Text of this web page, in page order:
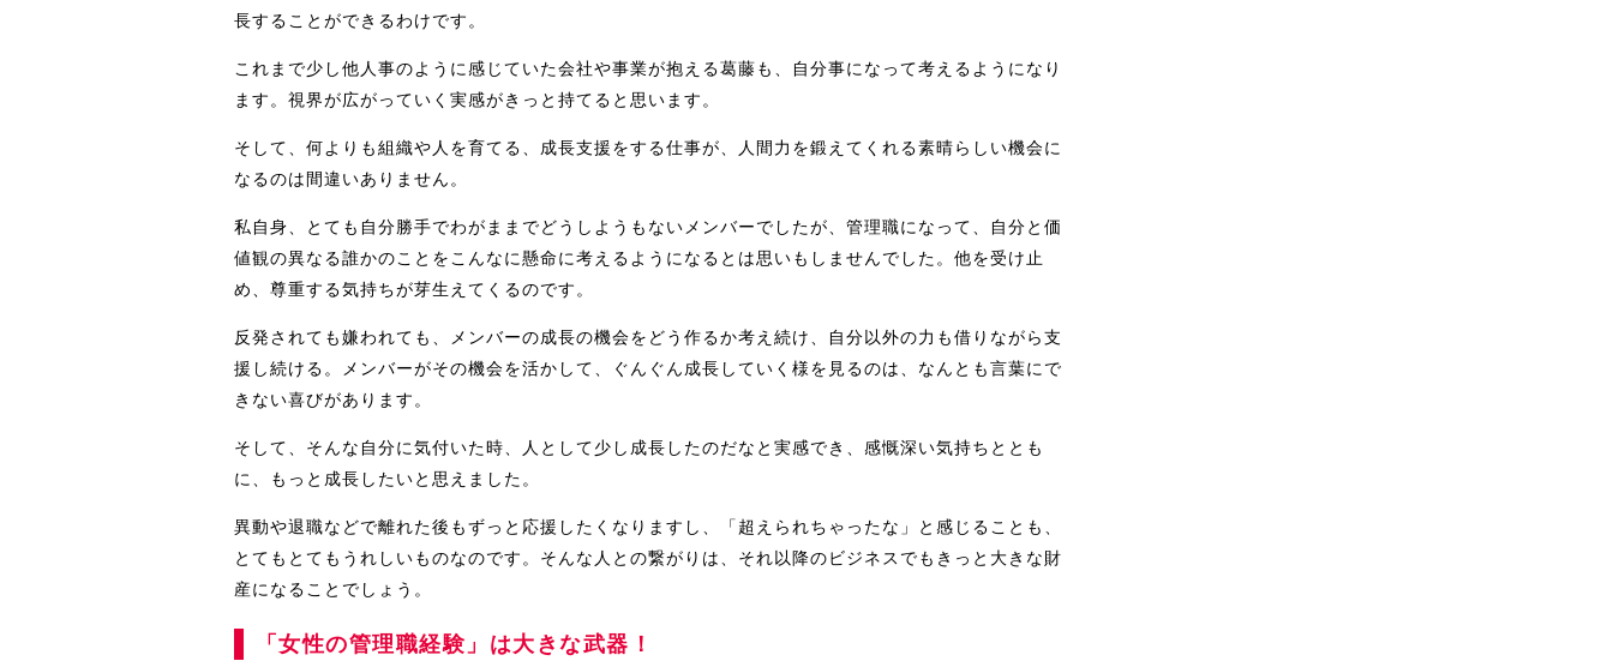
長することができるわけです。
これまで少し他人事のように感じていた会社や事業が抱える葛藤も、自分事になって考えるようになり
ます。視界が広がっていく実感がきっと持てると思います。
そして、何よりも組織や人を育てる、成長支援をする仕事が、人間力を鍛えてくれる素晴らしい機会に
なるのは間違いありません。
私自身、とても自分勝手でわがままでどうしようもないメンバーでしたが、管理職になって、自分と価
値観の異なる誰かのことをこんなに懸命に考えるようになるとは思いもしませんでした。他を受け止
め、尊重する気持ちが芽生えてくるのです。
反発されても嫌われても、メンバーの成長の機会をどう作るか考え続け、自分以外の力も借りながら支
援し続ける。メンバーがその機会を活かして、ぐんぐん成長していく様を見るのは、なんとも言葉にで
きない喜びがあります。
そして、そんな自分に気付いた時、人として少し成長したのだなと実感でき、感慨深い気持ちととも
に、もっと成長したいと思えました。
異動や退職などで離れた後もずっと応援したくなりますし、「超えられちゃったな」と感じることも、
とてもとてもうれしいものなのです。そんな人との繋がりは、それ以降のビジネスでもきっと大きな財
産になることでしょう。
「女性の管理職経験」は大きな武器！